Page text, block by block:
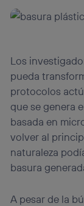
Los
pueda
protocolos
que se genera
basada en
volver al
naturaleza
basura
A pesar de la